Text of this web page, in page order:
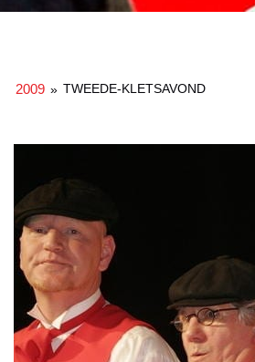
2009 » TWEEDE-KLETSAVOND